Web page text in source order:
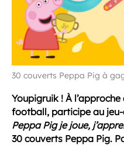
30 couverts Peppa Pig à
Youpigruik ! À
football, participe au
Peppa Pig je joue,
30 couverts Peppa Pig.